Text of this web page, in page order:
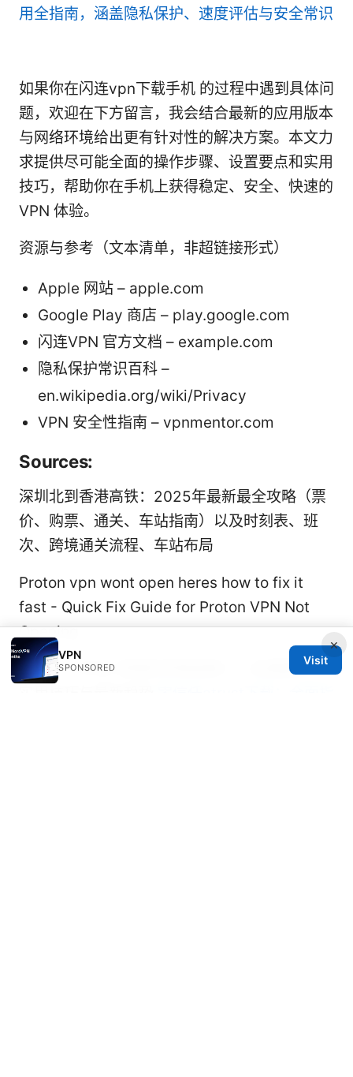
用全指南，涵盖隐私保护、速度评估与安全常识
如果你在闪连vpn下载手机 的过程中遇到具体问
题，欢迎在下方留言，我会结合最新的应用版本
与网络环境给出更有针对性的解决方案。本文力
求提供尽可能全面的操作步骤、设置要点和实用
技巧，帮助你在手机上获得稳定、安全、快速的
VPN 体验。
资源与参考（文本清单，非超链接形式）
Apple 网站 – apple.com
Google Play 商店 – play.google.com
闪连VPN 官方文档 – example.com
隐私保护常识百科 –
en.wikipedia.org/wiki/Privacy
VPN 安全性指南 – vpnmentor.com
Sources:
深圳北到香港高铁：2025年最新最全攻略（票
价、购票、通关、车站指南）以及时刻表、班
次、跨境通关流程、车站布局
Proton vpn wont open heres how to fix it
fast - Quick Fix Guide for Proton VPN Not
Opening
Ciash：VPNs 领域的终极指南——全面解析、
×
VPN
SPONSORED
Visit